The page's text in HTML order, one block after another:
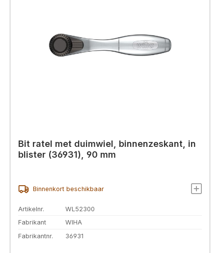
Bit ratel met duimwiel, binnenzeskant, in
blister (36931), 90 mm
Binnenkort beschikbaar
Artikelnr.
WL52300
Fabrikant
WIHA
Fabrikantnr.
36931